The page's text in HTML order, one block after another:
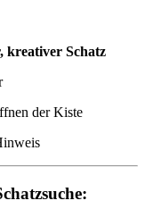
kreativer Schatz
der Kiste